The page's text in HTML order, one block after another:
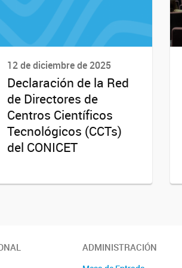
12 de diciembre de 2025
Declaración de la Red
de Directores de
Centros Científicos
Tecnológicos (CCTs)
del CONICET
ADMINISTRACIÓN